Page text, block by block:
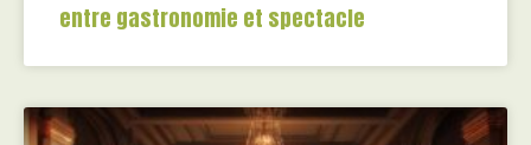
entre gastronomie et spectacle